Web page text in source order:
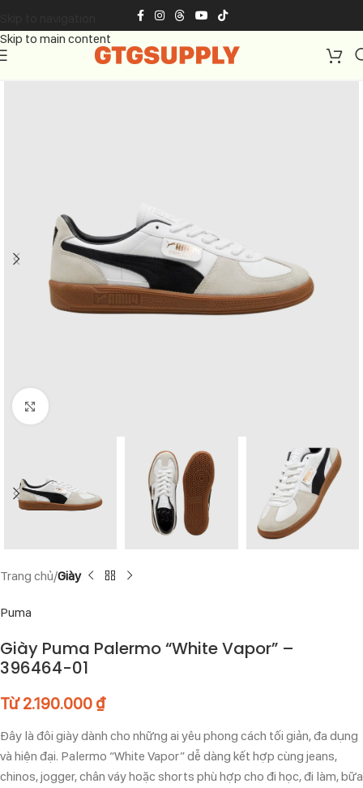
Skip to main content
Click to enlarge
Trang chủ Giày
Puma
Giày Puma Palermo “White Vapor” –
396464-01
Từ2.190.000 ₫
Đây là đôi giày dành cho những ai yêu phong cách tối giản, đa dụng
và hiện đại. Palermo “White Vapor” dễ dàng kết hợp cùng jeans,
chinos, jogger, chân váy hoặc shorts phù hợp cho đi học, đi làm, bữa